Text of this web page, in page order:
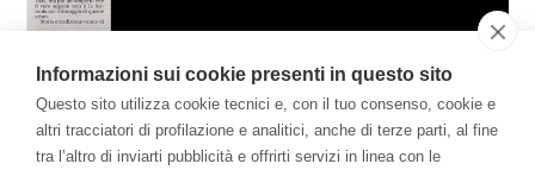
Il Libro
Per una Economia della Consapevolezza: come la
meditazione ha cambiato me e l'azienda.
Informazioni sui cookie presenti in questo sito
Questo sito utilizza cookie tecnici e, con il tuo consenso, cookie e
altri tracciatori di profilazione e analitici, anche di terze parti, al fine
tra l’altro di inviarti pubblicità e offrirti servizi in linea con le